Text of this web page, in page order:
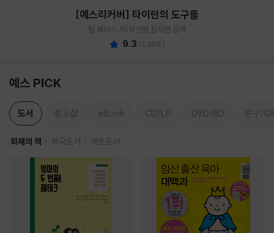
[예스리커버] 타이탄의 도구들
팀 페리스 저/박선령,정지현 공역
9.3 (1,396)
예스 PICK
도서 중고샵 eBook CD/LP DVD/BD 문구/
화제의 책 외국도서 세트도서